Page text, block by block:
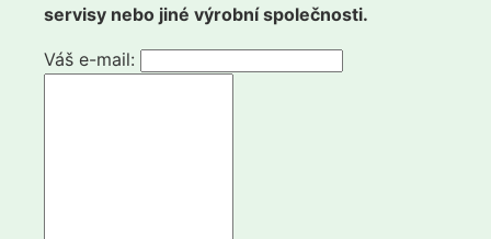
servisy nebo jiné výrobní společnosti.
Váš e-mail: